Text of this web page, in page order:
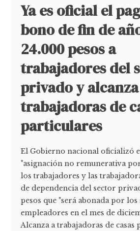
Ya es oficial el
bono de fin de
24.000 pesos a
trabajadores del
privado y
trabajadoras de
particulares
El Gobierno nacional oficializó
"asignación no remunerativa
los trabajadores y las
de dependencia del sector
pesos que "será abonada por los
empleadores en el mes de
Alcanza a trabajadoras de casas